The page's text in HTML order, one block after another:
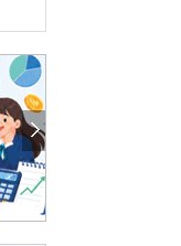
‘스파이더맨’ 개봉 5일 만에 300만 돌풍…박스오피스·예매율 동시 1위
‘호프’ 개봉 11일 만에 관객 300만…‘스파이더맨’ 예매율 68.8% 1위